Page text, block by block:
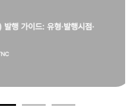
가이드: 유형·발행시점·